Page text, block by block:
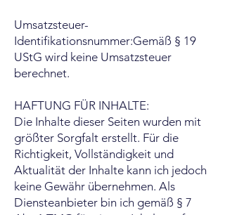
Umsatzsteuer-
Identifikationsnummer:Gemäß § 19
UStG wird keine Umsatzsteuer
berechnet.
HAFTUNG FÜR INHALTE:
Die Inhalte dieser Seiten wurden mit
größter Sorgfalt erstellt. Für die
Richtigkeit, Vollständigkeit und
Aktualität der Inhalte kann ich jedoch
keine Gewähr übernehmen. Als
Diensteanbieter bin ich gemäß § 7